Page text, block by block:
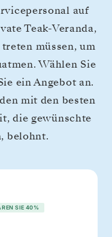
auf
Teak-Veranda,
müssen, um
Wählen Sie
ein Angebot an.
mit den besten
die gewünschte
belohnt.
SIE 40%